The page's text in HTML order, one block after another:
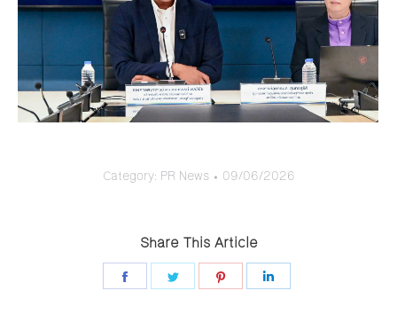
Category: PR News 09/06/2026
Share This Article
Share
Share
Share